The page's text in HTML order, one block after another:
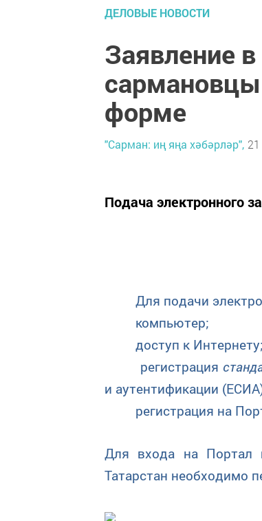
ДЕЛОВЫЕ НОВОСТИ
Заявление
сармановцы
форме
"Сарман: иң яңа хәбәрләр",
Подача электронного
Для подачи
компьютер;
доступ к Интернету;
регистрация
и аутентификации
регистрация на
Для входа на Портал
Татарстан необходимо